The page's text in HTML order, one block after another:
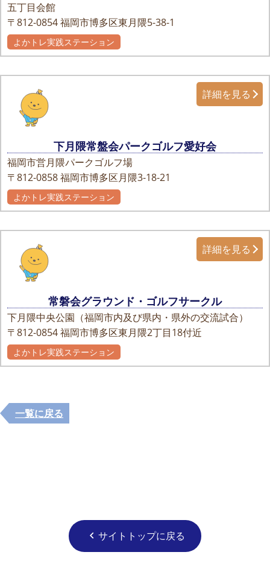
五丁目会館
〒812-0854福岡市博多区東月隈5-38-1
よかトレ実践ステーション
下月隈常盤会パークゴルフ愛好会
福岡市営月隈パークゴルフ場
〒812-0858福岡市博多区月隈3-18-21
詳細を見る
よかトレ実践ステーション
常磐会グラウンド・ゴルフサークル
下月隈中央公園（福岡市内及び県内・県外の交流試合）
〒812-0854福岡市博多区東月隈2丁目18付近
詳細を見る
よかトレ実践ステーション
一覧に戻る
chevron_left サイトトップに戻る